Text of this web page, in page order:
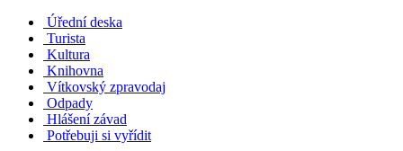
Úřední deska
Turista
Kultura
Knihovna
Vítkovský zpravodaj
Odpady
Hlášení závad
Potřebuji si vyřídit